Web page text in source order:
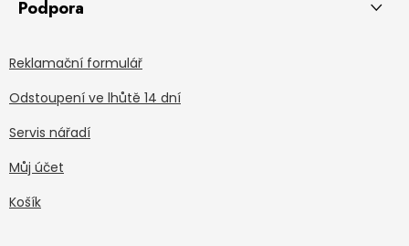
Podpora
Reklamační formulář
Odstoupení ve lhůtě 14 dní
Servis nářadí
Můj účet
Košík